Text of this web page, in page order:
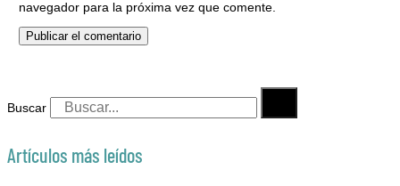
navegador para la próxima vez que comente.
Buscar
Artículos más leídos